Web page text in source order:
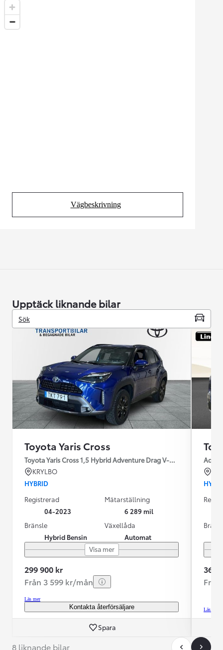
Vägbeskrivning
(Opens in new tab)
Upptäck liknande bilar
Sök
Toyota Yaris Cross
Toyota Yaris Cross 1,5 Hybrid Adventure Drag V-Hjul
KRYLBO
HYBRID
Registrerad
04-2023
Mätarställning
6 289 mil
Bränsle
Hybrid Bensin
Växellåda
Automat
Visa mer
299 900 kr
Från 3 599 kr/mån
Läs mer
Kontakta återförsäljare
Spara
364
Läs mer
8 liknande bilar